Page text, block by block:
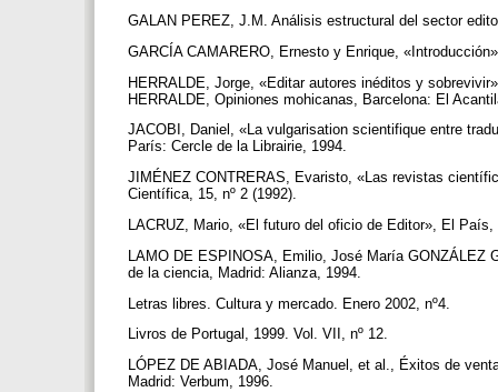
GALAN PEREZ, J.M. Análisis estructural del sector
GARCÍA CAMARERO, Ernesto y Enrique,
HERRALDE, Jorge, «Editar autores inéditos y
HERRALDE, Opiniones mohicanas, Barcelona: El
JACOBI, Daniel, «La vulgarisation scientifique entre
París: Cercle de la Librairie, 1994.
JIMÉNEZ CONTRERAS, Evaristo, «Las revistas
Científica, 15, nº 2 (1992).
LACRUZ, Mario, «El futuro del oficio de Editor», El
LAMO DE ESPINOSA, Emilio, José María
de la ciencia, Madrid: Alianza, 1994.
Letras libres. Cultura y mercado. Enero 2002, nº4.
Livros de Portugal, 1999. Vol. VII, nº 12.
LÓPEZ DE ABIADA, José Manuel, et al., Éxitos de
Madrid: Verbum, 1996.